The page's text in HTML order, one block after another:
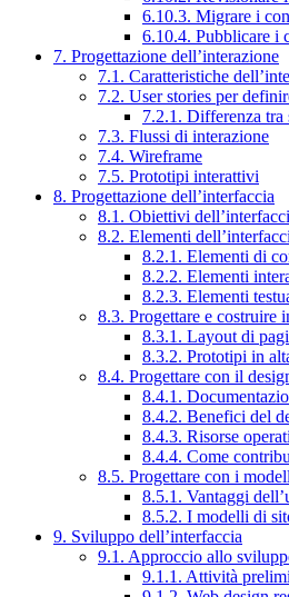
6.10.3. Migrare i
6.10.4. Pubblicare i
7. Progettazione dell’interazione
7.1. Caratteristiche
7.2. User stories per
7.2.1. Differenza tra
7.3. Flussi di interazione
7.4. Wireframe
7.5. Prototipi interattivi
8. Progettazione dell’interfaccia
8.1. Obiettivi
8.2. Elementi
8.2.1. Elementi di
8.2.2. Elementi
8.2.3. Elementi
8.3. Progettare e costruire
8.3.1. Layout di
8.3.2. Prototipi in
8.4. Progettare con il
8.4.1.
8.4.2. Benefici del
8.4.3. Risorse
8.4.4. Come
8.5. Progettare con i
8.5.1. Vantaggi
8.5.2. I modelli di
9. Sviluppo dell’interfaccia
9.1. Approccio allo
9.1.1. Attività